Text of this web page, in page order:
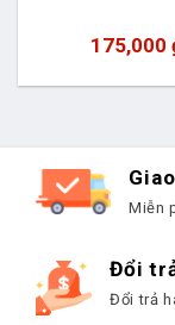
175,000
Miễn
Đổi
Đổi trả